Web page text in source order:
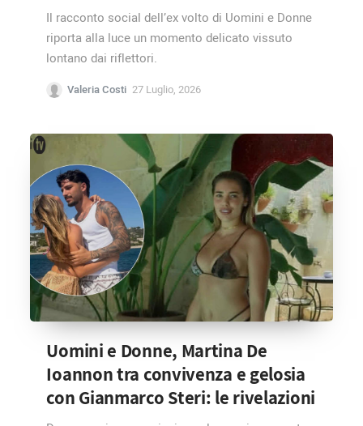
Il racconto social dell’ex volto di Uomini e Donne
riporta alla luce un momento delicato vissuto
lontano dai riflettori.
Valeria Costi 27 Luglio, 2026
Uomini e Donne, Martina De
Ioannon tra convivenza e gelosia
con Gianmarco Steri: le rivelazioni